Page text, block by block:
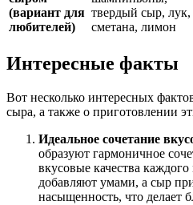
(вариант для
любителей)
твердый сыр, лук,
сметана, лимон
Интересные факты
Вот несколько интересных
сыра, а также о приготовлении
Идеальное сочетание
образуют гармоничное
вкусовые качества
добавляют умами, а сыр
насыщенность, что делает